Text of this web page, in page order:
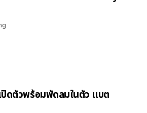
ดตัวพร้อมพัดลมในตัว แบต